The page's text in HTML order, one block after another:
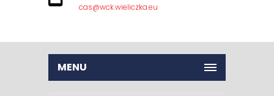
cas@wck.wieliczka.eu
MENU